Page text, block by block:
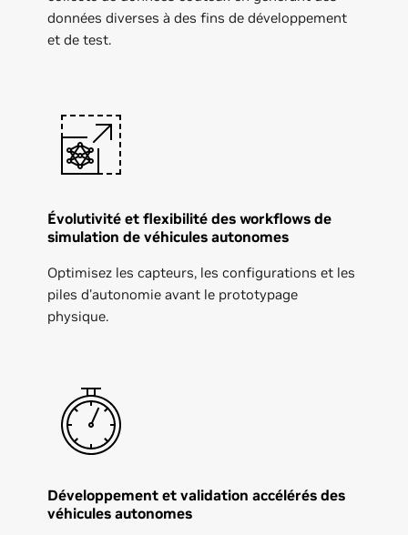
données diverses à des fins de développement
et de test.
Évolutivité et flexibilité des workflows de
simulation de véhicules autonomes
Optimisez les capteurs, les configurations et les
piles d'autonomie avant le prototypage
physique.
Développement et validation accélérés des
véhicules autonomes